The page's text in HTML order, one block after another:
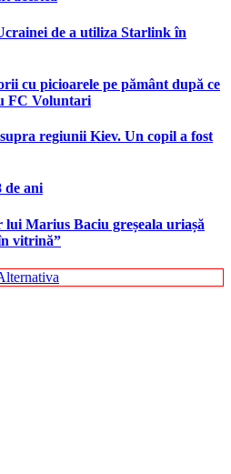
de a utiliza Starlink în
cu picioarele pe pământ după ce
FC Voluntari
regiunii Kiev. Un copil a fost
de ani
Marius Baciu greșeala uriașă
vitrină”